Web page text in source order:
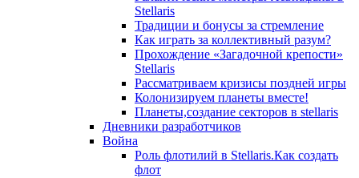
Stellaris
Традиции и бонусы за стремление
Как играть за коллективный разум?
Прохождение «Загадочной крепости»
Stellaris
Рассматриваем кризисы поздней игры
Колонизируем планеты вместе!
Планеты,создание секторов в stellaris
Дневники разработчиков
Война
Роль флотилий в Stellaris.Как создать
флот